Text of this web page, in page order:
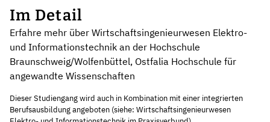
Im Detail
Erfahre mehr über Wirtschaftsingenieurwesen Elektro-
und Informationstechnik an der Hochschule
Braunschweig/Wolfenbüttel, Ostfalia Hochschule für
angewandte Wissenschaften
Dieser Studiengang wird auch in Kombination mit einer integrierten
Berufsausbildung angeboten (siehe: Wirtschaftsingenieurwesen